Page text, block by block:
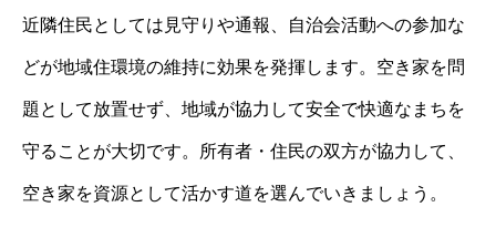
近隣住民としては見守りや通報、自治会活動への参加な
どが地域住環境の維持に効果を発揮します。空き家を問
題として放置せず、地域が協力して安全で快適なまちを
守ることが大切です。所有者・住民の双方が協力して、
空き家を資源として活かす道を選んでいきましょう。